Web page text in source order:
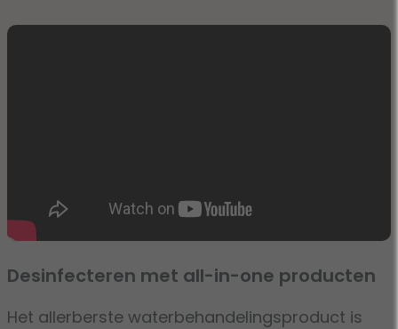
Desinfecteren met all-in-one producten
Het allerberste waterbehandelingsproduct is